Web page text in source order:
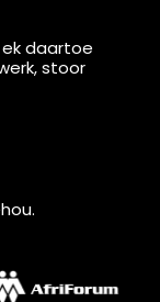
daartoe
stoor